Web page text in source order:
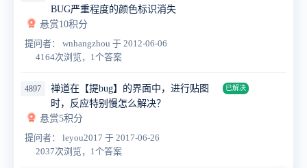
BUG严重程度的颜色标识消失
悬赏10积分
提问者： wnhangzhou 于 2012-06-06
4164次浏览，1个答案
4897
禅道在【提bug】的界面中，进行贴图
时，反应特别慢怎么解决？
已解决
悬赏5积分
提问者： leyou2017 于 2017-06-26
2037次浏览，1个答案